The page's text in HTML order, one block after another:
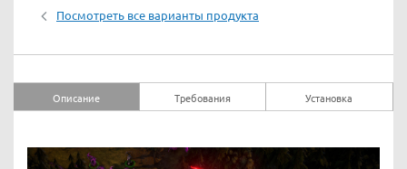
Посмотреть все варианты продукта
Описание Требования Установка